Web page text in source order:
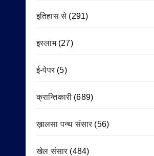
इतिहास से (291)
इस्लाम(27)
ई-पेपर (5)
क्रान्तिकारी (689)
ख़ालसा पन्थ संसार (56)
खेल संसार (484)